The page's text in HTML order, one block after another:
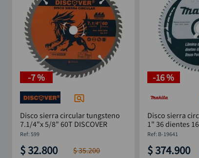
-7 %
Disco sierra circular tungsteno
7.1/4"x 5/8" 60T DISCOVER
: 599
$32.800 $35.200
-16 %
Disco sierra
1" 36 dientes
19641
: B-19641
$374.900